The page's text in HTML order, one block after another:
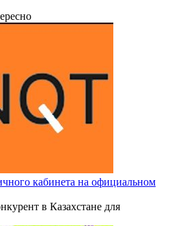
кабинета на официальном
в Казахстане для